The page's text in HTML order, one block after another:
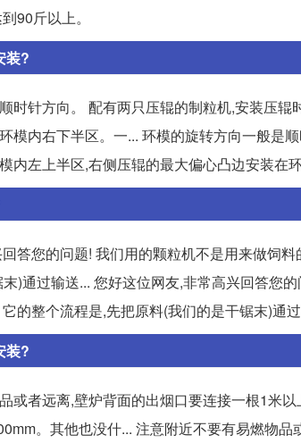
90斤以上。
装?
时针方向。 配有两只压辊的制粒机,安装压
模内右下半区。一... 环模的旋转方向一般是
内左上半区,右侧压辊的最大偏心凸边安装在
答您的问题! 我们用的颗粒机不是用来做饲
)通过输送... 您好这位网友,非常高兴回答您
的整个流程是,先把原料(我们的是干锯末)通过
装?
或者远离,壁炉背面的出烟口要连接一根1米
。其他也没什... 注意附近不要有易燃物